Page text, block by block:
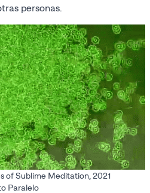
personas.
of Sublime Meditation, 2021
Paralelo